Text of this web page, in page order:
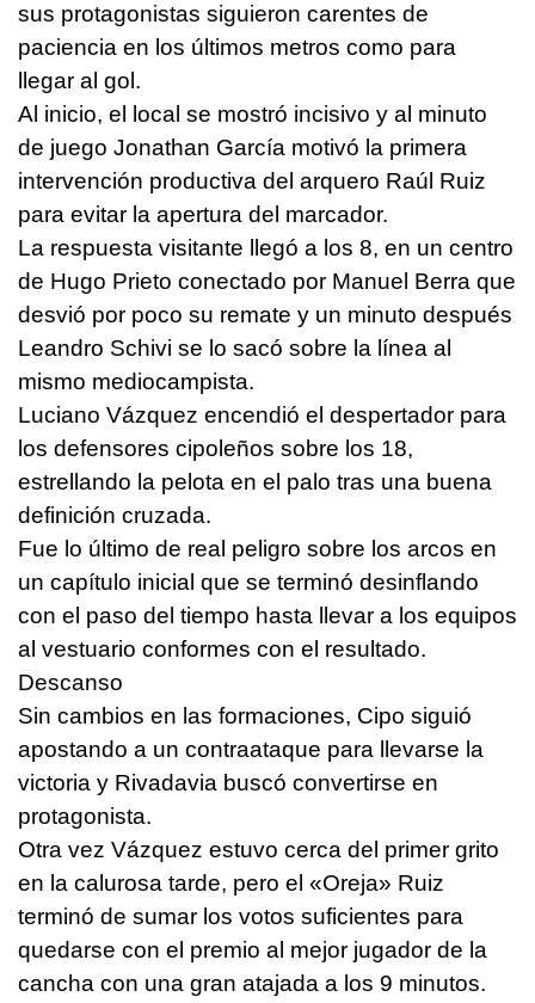
sus protagonistas siguieron carentes de
paciencia en los últimos metros como para
llegar al gol.
Al inicio, el local se mostró incisivo y al minuto
de juego Jonathan García motivó la primera
intervención productiva del arquero Raúl Ruiz
para evitar la apertura del marcador.
La respuesta visitante llegó a los 8, en un centro
de Hugo Prieto conectado por Manuel Berra que
desvió por poco su remate y un minuto después
Leandro Schivi se lo sacó sobre la línea al
mismo mediocampista.
Luciano Vázquez encendió el despertador para
los defensores cipoleños sobre los 18,
estrellando la pelota en el palo tras una buena
definición cruzada.
Fue lo último de real peligro sobre los arcos en
un capítulo inicial que se terminó desinflando
con el paso del tiempo hasta llevar a los equipos
al vestuario conformes con el resultado.
Descanso
Sin cambios en las formaciones, Cipo siguió
apostando a un contraataque para llevarse la
victoria y Rivadavia buscó convertirse en
protagonista.
Otra vez Vázquez estuvo cerca del primer grito
en la calurosa tarde, pero el «Oreja» Ruiz
terminó de sumar los votos suficientes para
quedarse con el premio al mejor jugador de la
cancha con una gran atajada a los 9 minutos.